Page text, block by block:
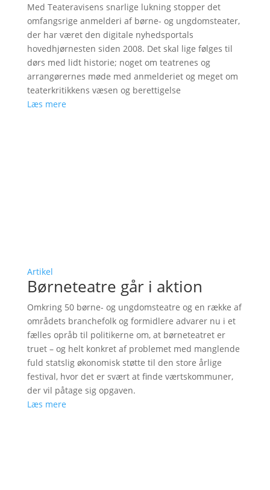
Med Teateravisens snarlige lukning stopper det
omfangsrige anmelderi af børne- og ungdomsteater,
der har været den digitale nyhedsportals
hovedhjørnesten siden 2008. Det skal lige følges til
dørs med lidt historie; noget om teatrenes og
arrangørernes møde med anmelderiet og meget om
teaterkritikkens væsen og berettigelse
Læs mere
Artikel
Børneteatre går i aktion
Omkring 50 børne- og ungdomsteatre og en række af
områdets branchefolk og formidlere advarer nu i et
fælles opråb til politikerne om, at børneteatret er
truet – og helt konkret af problemet med manglende
fuld statslig økonomisk støtte til den store årlige
festival, hvor det er svært at finde værtskommuner,
der vil påtage sig opgaven.
Læs mere